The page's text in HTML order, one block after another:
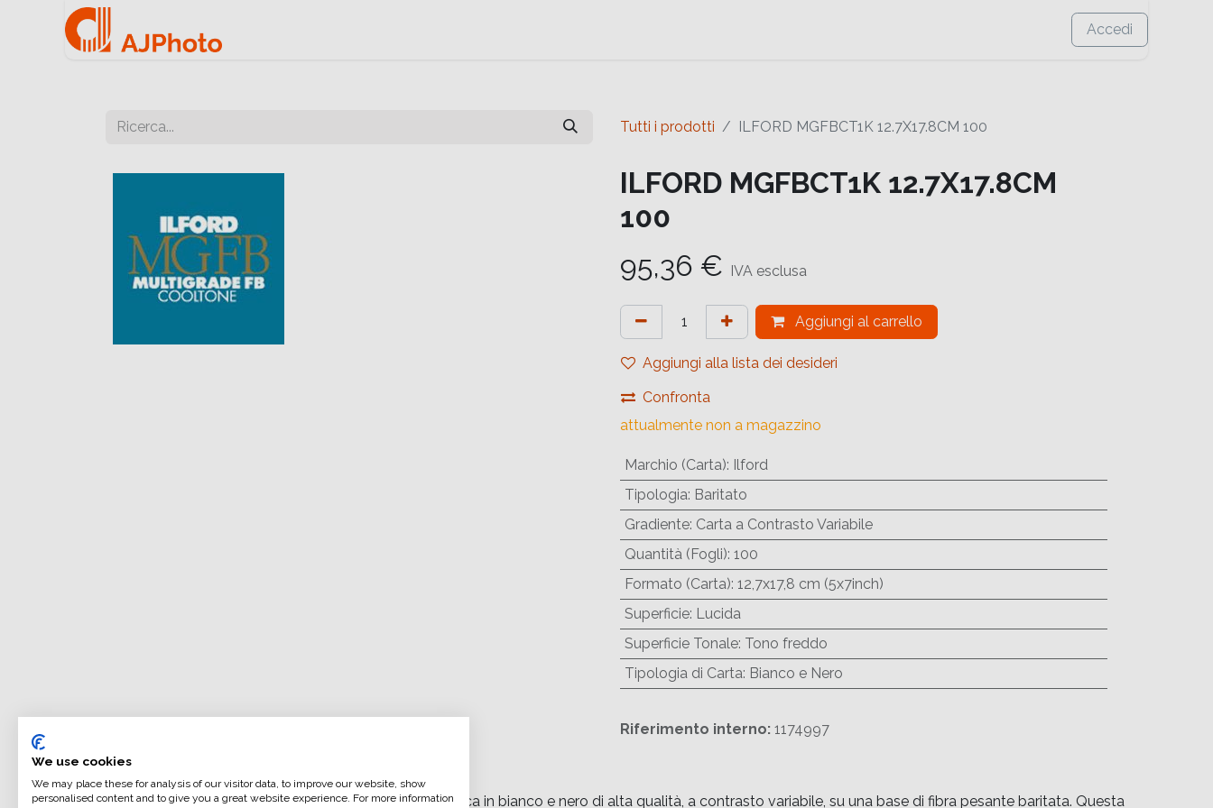
Accedi
Tutti i prodotti ILFORD MGFBCT1K 12.7X17.8CM 100
ILFORD MGFBCT1K 12.7X17.8CM
100
95,36 € IVA esclusa
Aggiungi al carrello
Aggiungi alla lista dei desideri
Confronta
attualmente non a magazzino
Marchio (Carta): Ilford
Tipologia: Baritato
Gradiente: Carta a Contrasto Variabile
Quantità (Fogli): 100
Formato (Carta): 12,7x17,8 cm (5x7inch)
Superficie: Lucida
Superficie Tonale: Tono freddo
Tipologia di Carta: Bianco e Nero
Riferimento interno: 1174997
ILFORD MULTIGRADE FB COOLTONE è una carta fotografica in bianco e nero di alta qualità, a contrasto variabile, su una base di fibra pesante baritata. Questa
We use cookies
We may place these for analysis of our visitor data, to improve our website, show
personalised content and to give you a great website experience. For more information